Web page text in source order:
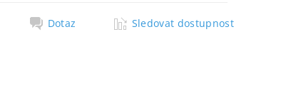
Dotaz Sledovat dostupnost